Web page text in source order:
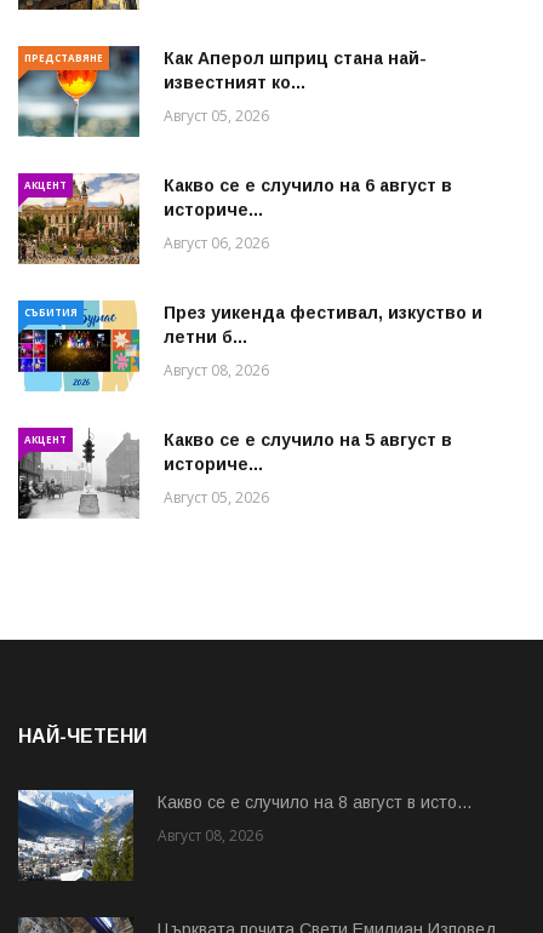
ПРЕДСТАВЯНЕ
Как Аперол шприц стана най-
известният ко...
Август 05, 2026
АКЦЕНТ
Какво се е случило на 6 август в
историче...
Август 06, 2026
СЪБИТИЯ
През уикенда фестивал, изкуство и
летни б...
Август 08, 2026
АКЦЕНТ
Какво се е случило на 5 август в
историче...
Август 05, 2026
НАЙ-ЧЕТЕНИ
Какво се е случило на 8 август в исто...
Август 08, 2026
Църквата почита Свeти Емилиан Изповед...